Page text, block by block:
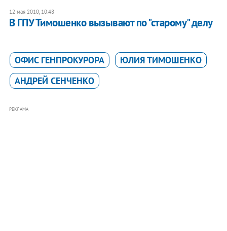
12 мая 2010, 10:48
В ГПУ Тимошенко вызывают по "старому" делу
ОФИС ГЕНПРОКУРОРА
ЮЛИЯ ТИМОШЕНКО
АНДРЕЙ СЕНЧЕНКО
РЕКЛАМА